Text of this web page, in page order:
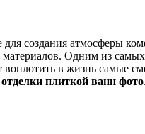
для создания атмосферы
материалов. Одним из
в жизнь самые
отделки плиткой ванн фото.